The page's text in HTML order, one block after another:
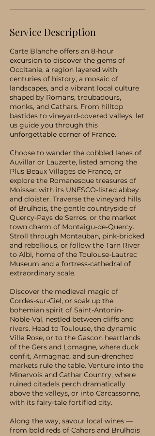
Service Description
Carte Blanche offers an 8-hour
excursion to discover the gems of
Occitanie, a region layered with
centuries of history, a mosaic of
landscapes, and a vibrant local culture
shaped by Romans, troubadours,
monks, and Cathars. From hilltop
bastides to vineyard-covered valleys, let
us guide you through this
unforgettable corner of France.
Choose to wander the cobbled lanes of
Auvillar or Lauzerte, listed among the
Plus Beaux Villages de France, or
explore the Romanesque treasures of
Moissac with its UNESCO-listed abbey
and cloister. Traverse the vineyard hills
of Brulhois, the gentle countryside of
Quercy-Pays de Serres, or the market
town charm of Montaigu-de-Quercy.
Stroll through Montauban, pink-bricked
and rebellious, or follow the Tarn River
to Albi, home of the Toulouse-Lautrec
Museum and a fortress-cathedral of
extraordinary scale.
Discover the medieval magic of
Cordes-sur-Ciel, or soak up the
bohemian spirit of Saint-Antonin-
Noble-Val, nestled between cliffs and
rivers. Head to Toulouse, the dynamic
Ville Rose, or to the Gascon heartlands
of the Gers and Lomagne, where duck
confit, Armagnac, and sun-drenched
markets rule the table. Venture into the
Minervois and Cathar Country, where
ruined citadels perch dramatically
above the valleys, or into Carcassonne,
with its fairy-tale fortified city.
Along the way, savour local wines —
from bold reds of Cahors and Brulhois